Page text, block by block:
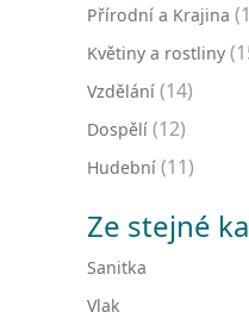
Přírodní a Krajina
Květiny a rostliny
Vzdělání (14)
Dospělí (12)
Hudební (11)
Ze stejné
Sanitka
Vlak